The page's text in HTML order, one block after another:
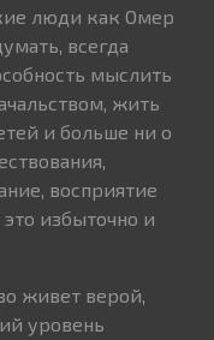
люди как Омер
всегда
мыслить
жить
и больше ни о
восприятие
избыточно и
живет верой,
уровень